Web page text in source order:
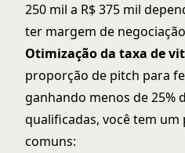
250 mil a R$ 375 mil
ter margem de
Otimização da taxa de
proporção de pitch para
ganhando menos de 25%
qualificadas, você tem
comuns: